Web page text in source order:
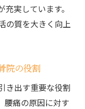
実しています。
の質を大きく向上
院の役割
き出す重要な役割
腰痛の原因に対す